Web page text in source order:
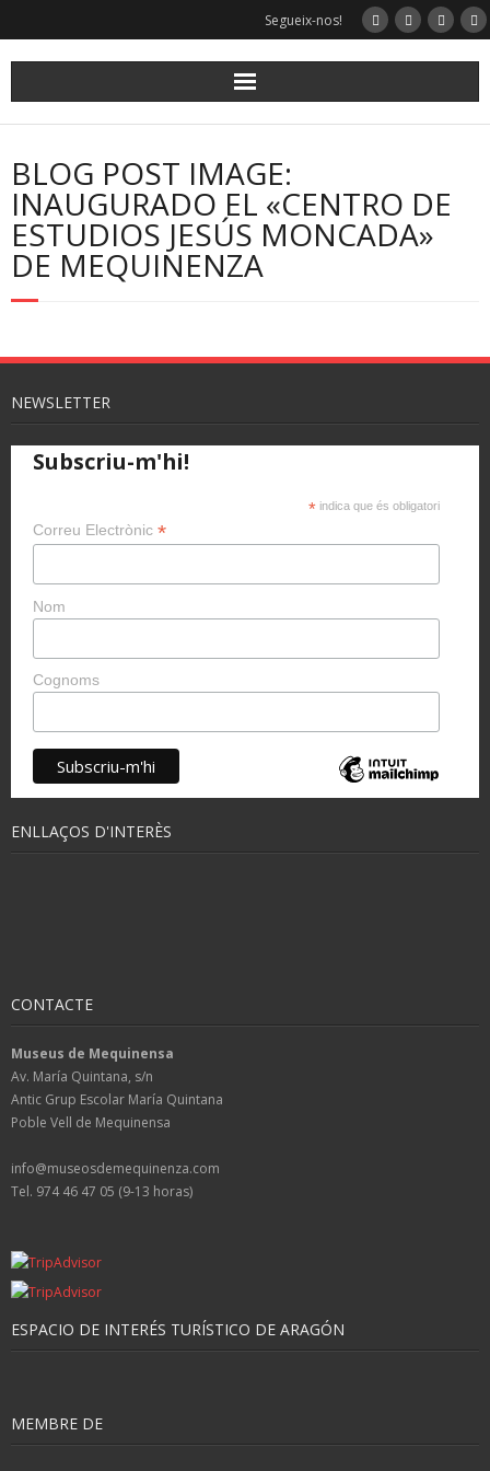
Segueix-nos!
BLOG POST IMAGE:
INAUGURADO EL «CENTRO DE
ESTUDIOS JESÚS MONCADA»
DE MEQUINENZA
NEWSLETTER
Subscriu-m'hi!
* indica que és obligatori
Correu Electrònic *
Nom
Cognoms
ENLLAÇOS D'INTERÈS
CONTACTE
Museus de Mequinensa
Av. María Quintana, s/n
Antic Grup Escolar María Quintana
Poble Vell de Mequinensa
info@museosdemequinenza.com
Tel. 974 46 47 05 (9-13 horas)
ESPACIO DE INTERÉS TURÍSTICO DE ARAGÓN
MEMBRE DE